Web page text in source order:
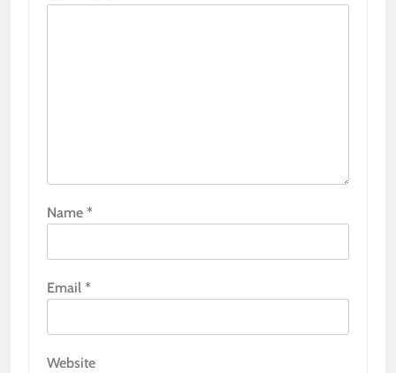
Name *
Email *
Website